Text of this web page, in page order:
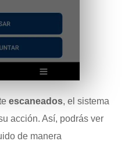
escaneados, el sistema
acción. Así, podrás ver
de manera